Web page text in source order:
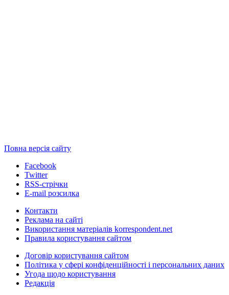
Повна версія сайту
Facebook
Twitter
RSS-стрічки
E-mail розсилка
Контакти
Реклама на сайті
Використання матеріалів korrespondent.net
Правила користування сайтом
Договір користування сайтом
Політика у сфері конфіденційності і персональних даних
Угода щодо користування
Редакція